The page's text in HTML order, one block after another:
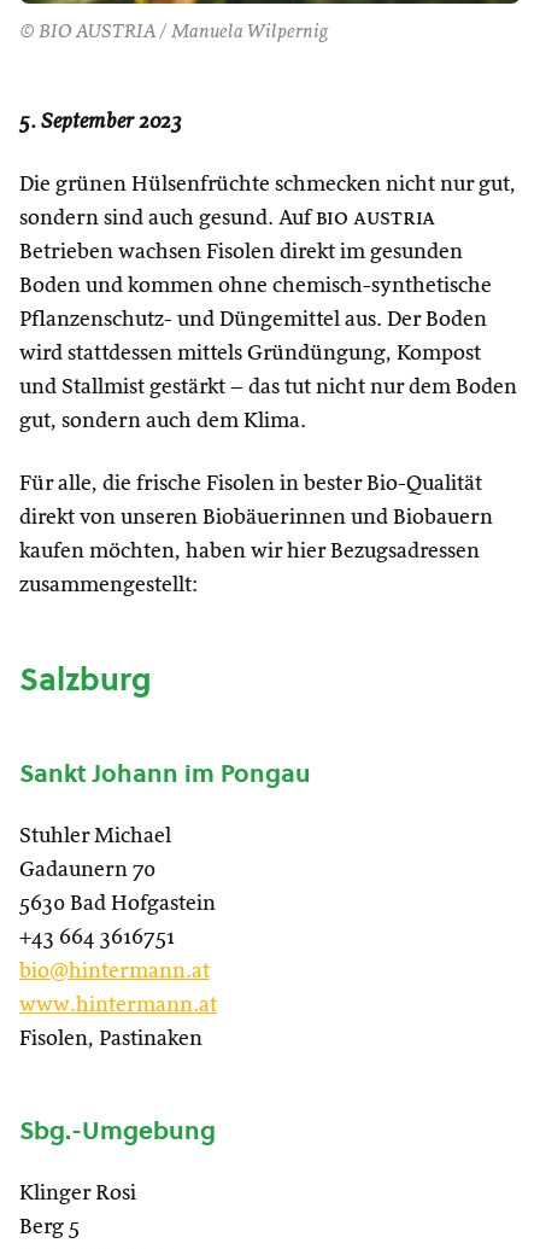
© BIO AUSTRIA / Manuela Wilpernig
5. September 2023
Die grünen Hülsenfrüchte schmecken nicht nur gut,
sondern sind auch gesund. Aufbio austria
Betrieben wachsen Fisolen direkt im gesunden
Boden und kommen ohne chemisch-synthetische
Pflanzenschutz- und Düngemittel aus. Der Boden
wird stattdessen mittels Gründüngung, Kompost
und Stallmist gestärkt – das tut nicht nur dem Boden
gut, sondern auch dem Klima.
Für alle, die frische Fisolen in bester Bio-Qualität
direkt von unseren Biobäuerinnen und Biobauern
kaufen möchten, haben wir hier Bezugsadressen
zusammengestellt:
Salzburg
Sankt Johann im Pongau
Stuhler Michael
Gadaunern 70
5630 Bad Hofgastein
+43 664 3616751
bio@hintermann.at
www.hintermann.at
Fisolen, Pastinaken
Sbg.-Umgebung
Klinger Rosi
Berg 5